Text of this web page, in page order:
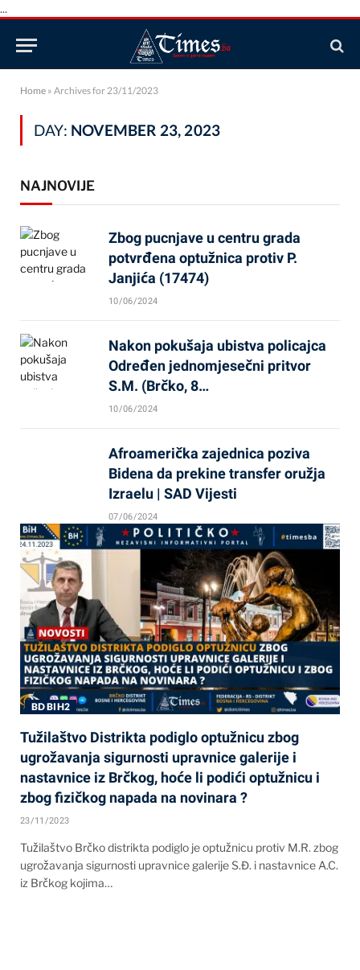
...
Home » Archives for 23/11/2023
DAY: NOVEMBER 23, 2023
NAJNOVIJE
Zbog pucnjave u centru grada
potvrđena optužnica protiv P.
Janjića (17474)
10/06/2024
Nakon pokušaja ubistva policajca
Određen jednomjesečni pritvor
S.M. (Brčko, 8…
10/06/2024
Afroamerička zajednica poziva
Bidena da prekine transfer oružja
Izraelu | SAD Vijesti
07/06/2024
BD BIH2
Tužilaštvo Distrikta podiglo optužnicu zbog
ugrožavanja sigurnosti upravnice galerije i
nastavnice iz Brčkog, hoće li podići optužnicu i
zbog fizičkog napada na novinara ?
23/11/2023
Tužilaštvo Brčko distrikta podiglo je optužnicu protiv M.R. zbog
ugrožavanja sigurnosti upravnice galerije S.Đ. i nastavnice A.C.
iz Brčkog kojima…